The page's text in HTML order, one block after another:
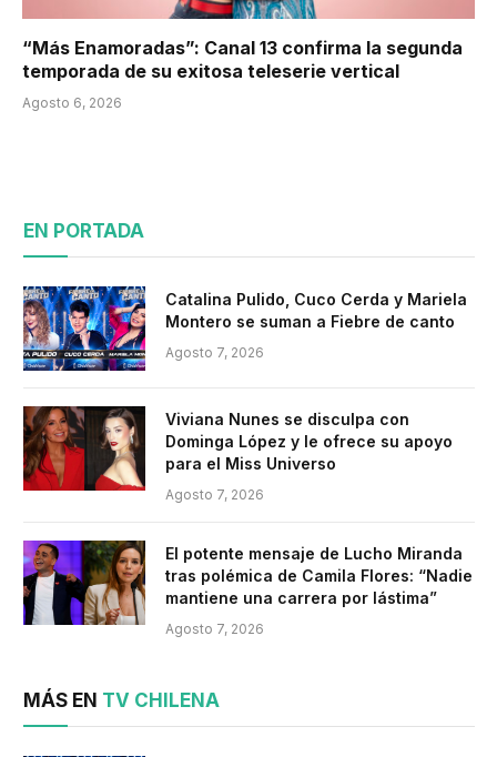
“Más Enamoradas”: Canal 13 confirma la segunda
temporada de su exitosa teleserie vertical
Agosto 6, 2026
EN PORTADA
Catalina Pulido, Cuco Cerda y Mariela
Montero se suman a Fiebre de canto
Agosto 7, 2026
Viviana Nunes se disculpa con
Dominga López y le ofrece su apoyo
para el Miss Universo
Agosto 7, 2026
El potente mensaje de Lucho Miranda
tras polémica de Camila Flores: “Nadie
mantiene una carrera por lástima”
Agosto 7, 2026
MÁS EN TV CHILENA